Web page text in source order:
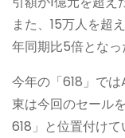
また、15万人を超
年同期比5倍となっ
今年の「618」で
東は今回のセール
618」と位置付け